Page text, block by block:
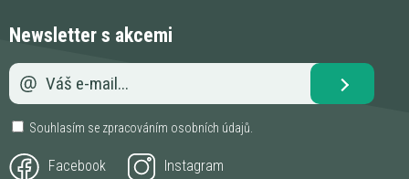
Newsletter s akcemi
Souhlasím se zpracováním osobních údajů
Facebook Instagram